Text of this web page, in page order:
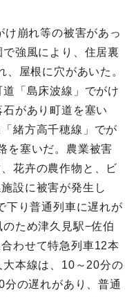
崩れ等の被害があっ
強風により、住居裏
屋根に穴があいた。
「島床波線」でがけ
があり町道を塞い
緒方高千穂線」でが
を塞いだ。農業被害
花卉の農作物と、ビ
設に被害が発生し
り普通列車に遅れが
ため津久見駅−佐伯
わせて特急列車12本
本線は、10～20分の
の遅れがあり、普通